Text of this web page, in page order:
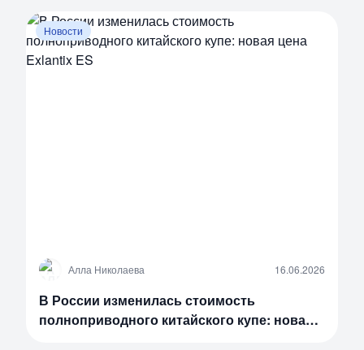
Новости
А Алла Николаева 16.06.2026
В России изменилась стоимость
полноприводного китайского купе: новая